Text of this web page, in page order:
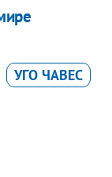
УГО ЧАВЕС